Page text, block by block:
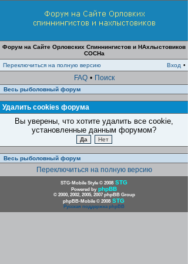
Форум на Сайте Орловских Спиннингистов и НАхлыстовиков
СОСНа
Переключиться на полную версию
Вход •
FAQ • Поиск
Весь рыболовный форум
Удалить cookies форума
Вы уверены, что хотите удалить все cookie,
установленные данным форумом?
Весь рыболовный форум
Переключиться на полную версию
STG-Mobile Style © 2008 STG
Powered by phpBB
© 2000, 2002, 2005, 2007 phpBB Group
phpBB-Mobile © 2008 STG
Русская поддержка phpBB